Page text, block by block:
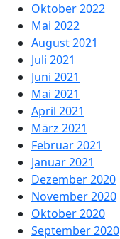
Oktober 2022
Mai 2022
August 2021
Juli 2021
Juni 2021
Mai 2021
April 2021
März 2021
Februar 2021
Januar 2021
Dezember 2020
November 2020
Oktober 2020
September 2020